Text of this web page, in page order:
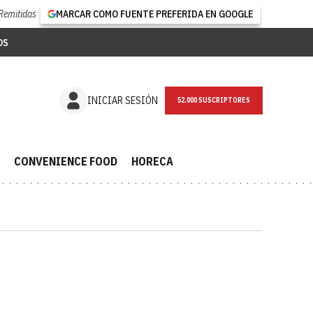
MARCAR COMO FUENTE PREFERIDA EN GOOGLE
INICIAR SESIÓN NEWSLETTER
CONVENIENCE FOOD HORECA